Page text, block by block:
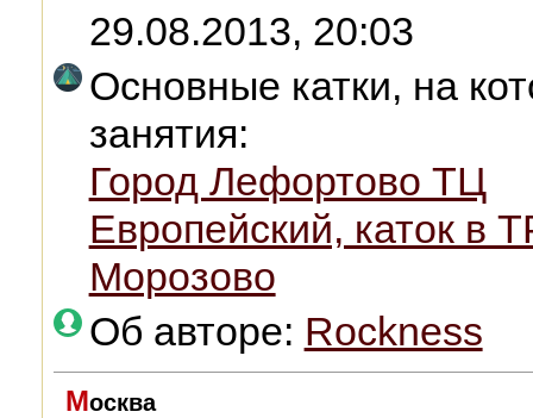
29.08.2013, 20:03
Основные катки, на
занятия:
Город Лефортово ТЦ
Европейский, каток в
Морозово
Об авторе: Rockness
Москва